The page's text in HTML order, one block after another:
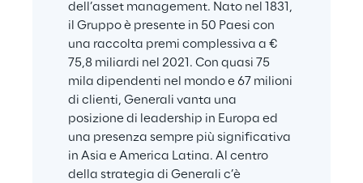
dell’asset management. Nato nel 1831,
il Gruppo è presente in 50 Paesi con
una raccolta premi complessiva a €
75,8 miliardi nel 2021. Con quasi 75
mila dipendenti nel mondo e 67 milioni
di clienti, Generali vanta una
posizione di leadership in Europa ed
una presenza sempre più significativa
in Asia e America Latina. Al centro
della strategia di Generali c’è